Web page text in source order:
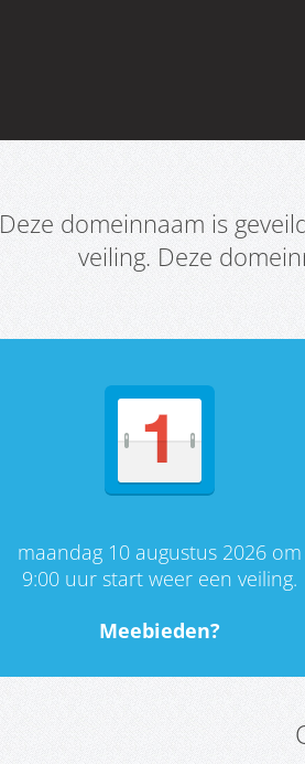
Deze domeinnaam is
veiling. Deze
maandag 10 augustus 2026 om
9:00 uur start weer een veiling.
Meebieden?